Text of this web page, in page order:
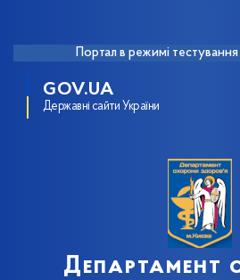
Портал в режимі
GOV.UA
Державні сайти України
Департамент